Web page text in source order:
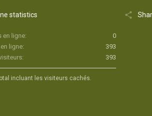
statistics
en ligne
0
ligne
393
393
incluant les visiteurs cachés.